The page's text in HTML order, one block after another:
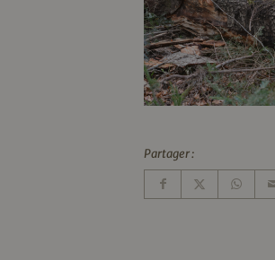
Partager :